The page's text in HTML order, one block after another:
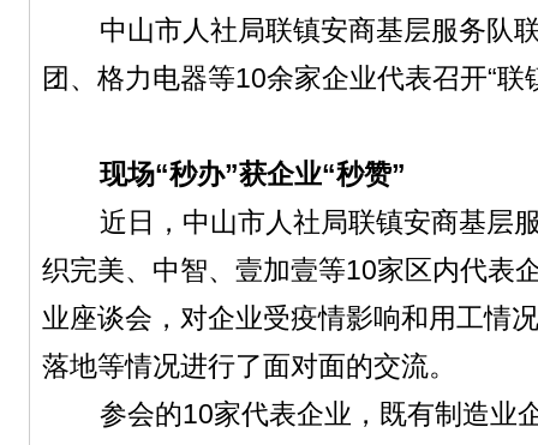
中山市人社局联镇安商基层服务队联
团、格力电器等10余家企业代表召开“联
现场“秒办”获企业“秒赞”
近日，中山市人社局联镇安商基层服
织完美、中智、壹加壹等10家区内代表
业座谈会，对企业受疫情影响和用工情
落地等情况进行了面对面的交流。
参会的10家代表企业，既有制造业